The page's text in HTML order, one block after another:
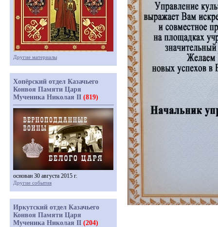
Другие материалы
Хопёрский отдел Казачьего
Конвоя Памяти Царя
Мученика Николая II (819)
основан 30 августа 2015 г.
Другие события
Иркутский отдел Казачьего
Конвоя Памяти Царя
Мученика Николая II (204)